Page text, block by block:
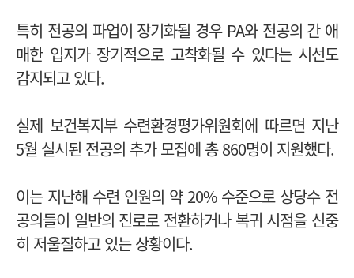
특히 전공의 파업이 장기화될 경우 PA와 전공의 간 애
매한 입지가 장기적으로 고착화될 수 있다는 시선도
감지되고 있다.
실제 보건복지부 수련환경평가위원회에 따르면 지난
5월 실시된 전공의 추가 모집에 총 860명이 지원했다.
이는 지난해 수련 인원의 약 20% 수준으로 상당수 전
공의들이 일반의 진로로 전환하거나 복귀 시점을 신중
히 저울질하고 있는 상황이다.